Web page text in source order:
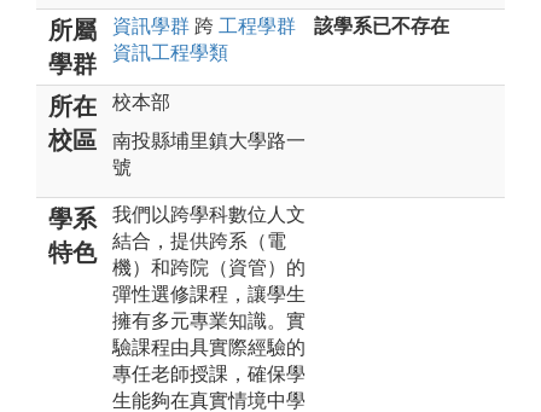
所屬
學群
資訊學群 跨 工程學群
資訊工程學類
該學系已不存在
所在
校區
校本部
南投縣埔里鎮大學路一
號
學系
特色
我們以跨學科數位人文
結合，提供跨系（電
機）和跨院（資管）的
彈性選修課程，讓學生
擁有多元專業知識。實
驗課程由具實際經驗的
專任老師授課，確保學
生能夠在真實情境中學